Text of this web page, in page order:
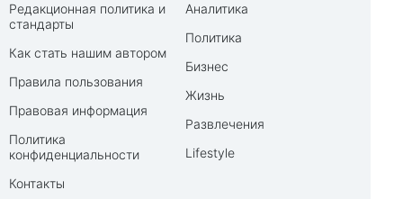
Редакционная политика и
стандарты
Как стать нашим автором
Правила пользования
Правовая информация
Политика
конфиденциальности
Контакты
Аналитика
Политика
Бизнес
Жизнь
Развлечения
Lifestyle